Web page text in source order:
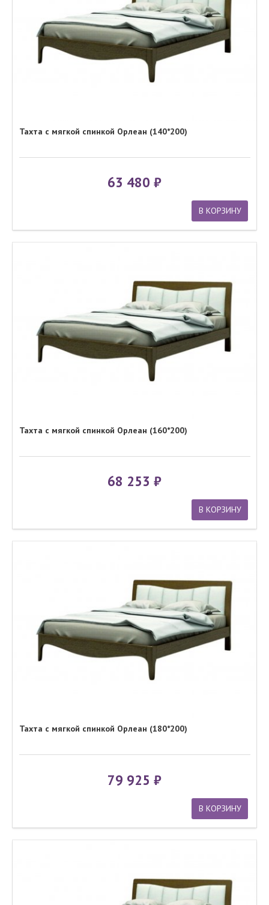
Тахта с мягкой спинкой Орлеан (140*200)
63 480
В КОРЗИНУ
Тахта с мягкой спинкой Орлеан (160*200)
68 253
В КОРЗИНУ
Тахта с мягкой спинкой Орлеан (180*200)
79 925
В КОРЗИНУ